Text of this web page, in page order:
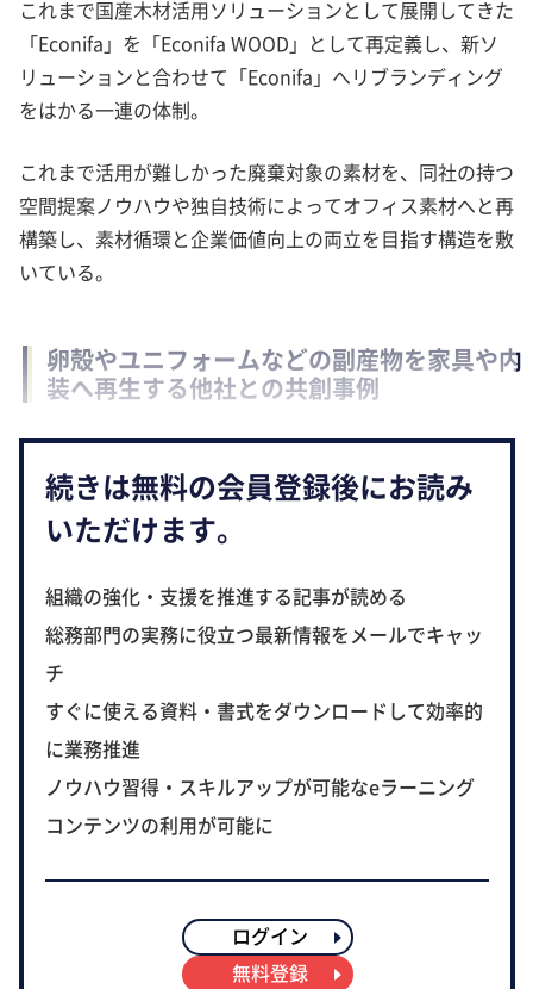
これまで国産木材活用ソリューションとして展開してきた
「Econifa」を「Econifa WOOD」として再定義し、新ソ
リューションと合わせて「Econifa」へリブランディング
をはかる一連の体制。
これまで活用が難しかった廃棄対象の素材を、同社の持つ
空間提案ノウハウや独自技術によってオフィス素材へと再
構築し、素材循環と企業価値向上の両立を目指す構造を敷
いている。
卵殻やユニフォームなどの副産物を家具や内
装へ再生する他社との共創事例
続きは無料の会員登録後にお読み
いただけます。
組織の強化・支援を推進する記事が読める
総務部門の実務に役立つ最新情報をメールでキャッ
チ
すぐに使える資料・書式をダウンロードして効率的
に業務推進
ノウハウ習得・スキルアップが可能なeラーニング
コンテンツの利用が可能に
ログイン
無料登録